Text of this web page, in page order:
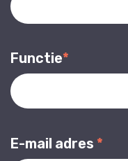
Functie*
E-mail adres *